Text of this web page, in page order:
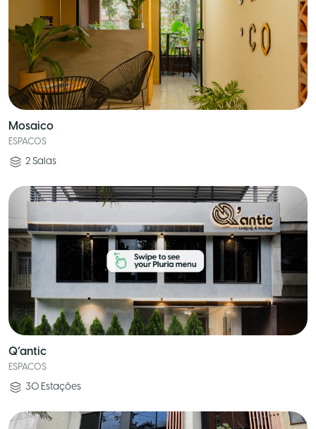
Mosaico
ESPACOS
2 Salas
Q’antic
ESPACOS
30 Estações